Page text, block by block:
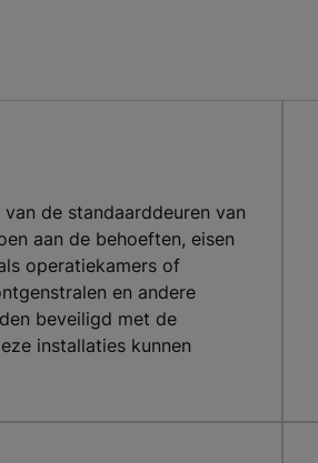
de standaarddeuren van
aan de behoeften, eisen
operatiekamers of
en andere
beveiligd met de
installaties kunnen